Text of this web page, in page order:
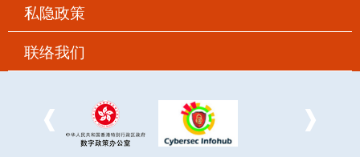
私隐政策
联络我们